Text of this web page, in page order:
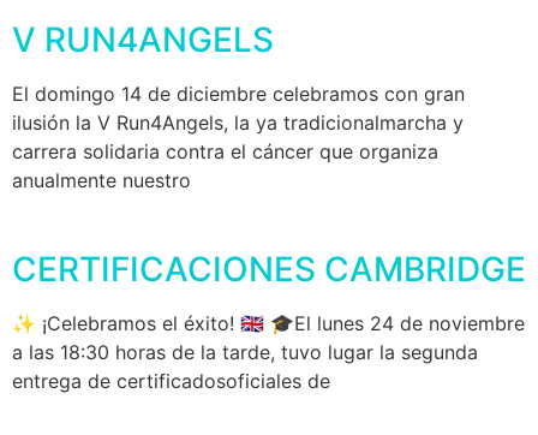
V RUN4ANGELS
El domingo 14 de diciembre celebramos con gran
ilusión la V Run4Angels, la ya tradicionalmarcha y
carrera solidaria contra el cáncer que organiza
anualmente nuestro
CERTIFICACIONES CAMBRIDGE
✨ ¡Celebramos el éxito! 🇬🇧 🎓El lunes 24 de noviembre
a las 18:30 horas de la tarde, tuvo lugar la segunda
entrega de certificadosoficiales de